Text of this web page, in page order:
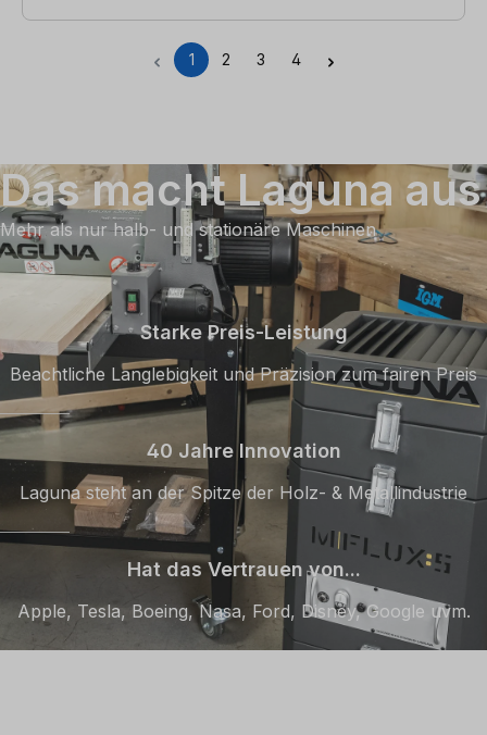
Seite
1 Seite
2 Seite
3 Seite
4
Das macht Laguna aus
Mehr als nur halb- und stationäre Maschinen
Starke Preis-Leistung
Beachtliche Langlebigkeit und Präzision zum fairen Preis
40 Jahre Innovation
Laguna steht an der Spitze der Holz- & Metallindustrie
Hat das Vertrauen von...
Apple, Tesla, Boeing, Nasa, Ford, Disney, Google uvm.